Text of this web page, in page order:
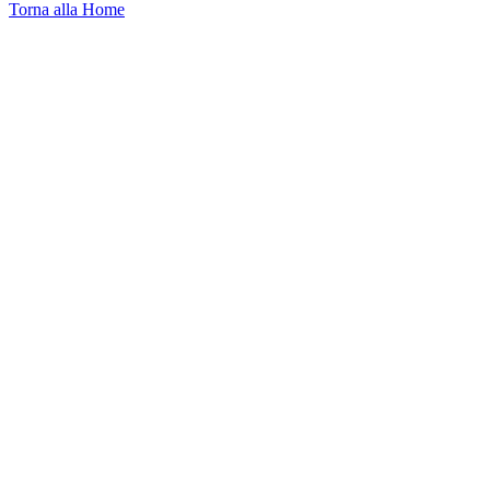
Torna alla Home